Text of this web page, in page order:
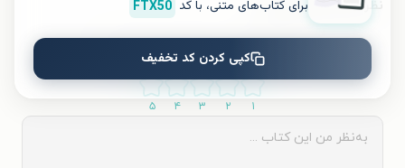
نظر شما دربارهٔ این کتاب
به این کتاب چه امتیازی می‌دهید؟
۱ ۲ ۳ ۴ ۵
برای کتاب‌های متنی، با کد FTX50
کپی کردن کد تخفیف